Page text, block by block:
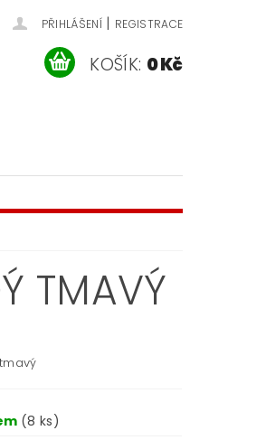
PŘIHLÁŠENÍ | REGISTRACE
KOŠÍK: 0 Kč
TMAVÝ
(8 ks)